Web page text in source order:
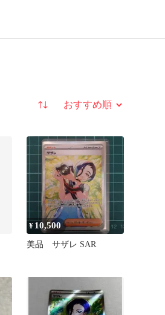
並び替え
¥ 10,500
美品 サザレ SAR